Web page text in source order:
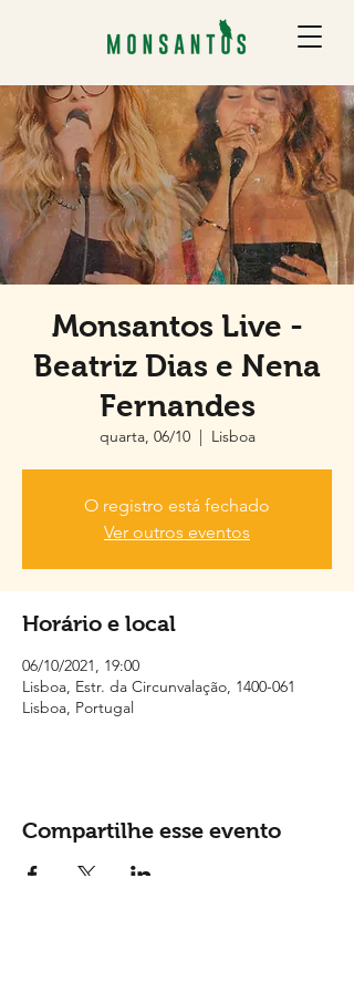
Monsantos Live -
Beatriz Dias e Nena
Fernandes
quarta, 06/10
  |
Lisboa
O registro está fechado
Ver outros eventos
Horário e local
06/10/2021, 19:00
Lisboa, Estr. da Circunvalação, 1400-061
Lisboa, Portugal
Compartilhe esse evento